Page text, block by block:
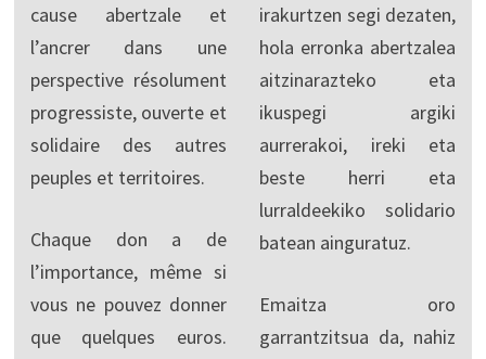
cause abertzale et
l’ancrer dans une
perspective résolument
progressiste, ouverte et
solidaire des autres
peuples et territoires.
Chaque don a de
l’importance, même si
vous ne pouvez donner
que quelques euros.
irakurtzen segi dezaten,
hola erronka abertzalea
aitzinarazteko eta
ikuspegi argiki
aurrerakoi, ireki eta
beste herri eta
lurraldeekiko solidario
batean ainguratuz.
Emaitza oro
garrantzitsua da, nahiz